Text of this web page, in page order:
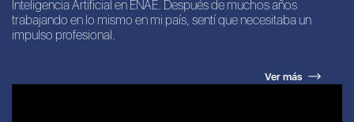
Inteligencia Artificial en ENAE. Después de muchos años
trabajando en lo mismo en mi país, sentí que necesitaba un
impulso profesional.
Ver más